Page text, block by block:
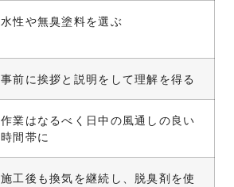
水性や無臭塗料を選ぶ
事前に挨拶と説明をして理解を得る
作業はなるべく日中の風通しの良い
時間帯に
施工後も換気を継続し、脱臭剤を使